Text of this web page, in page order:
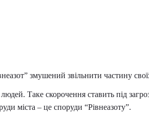
змушений звільнити частину
Таке скорочення ставить під
міста – це споруди “Рівнеазоту”.